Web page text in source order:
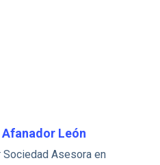
León
Sociedad Asesora en